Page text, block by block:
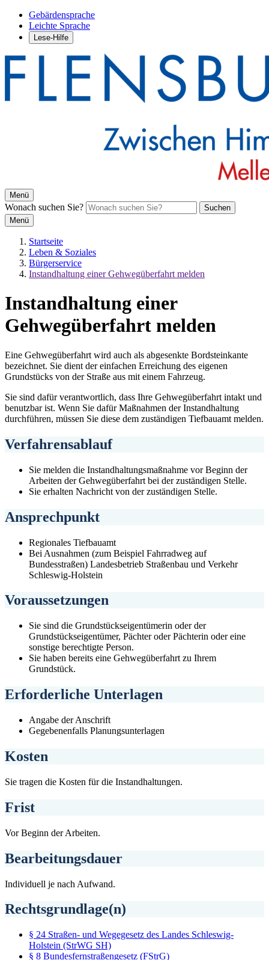
Gebärdensprache
Leichte Sprache
Lese-Hilfe
Menü
Wonach suchen Sie?
Suchen
Menü
Startseite
Leben & Soziales
Bürgerservice
Instandhaltung einer Gehwegüberfahrt melden
Instandhaltung einer
Gehwegüberfahrt melden
Eine Gehwegüberfahrt wird auch als abgesenkte Bordsteinkante
bezeichnet. Sie dient der einfachen Erreichung des eigenen
Grundstücks von der Straße aus mit einem Fahrzeug.
Sie sind dafür verantwortlich, dass Ihre Gehwegüberfahrt intakt und
benutzbar ist. Wenn Sie dafür Maßnahmen der Instandhaltung
durchführen, müssen Sie diese dem zuständigen Tiefbauamt melden.
Verfahrensablauf
Sie melden die Instandhaltungsmaßnahme vor Beginn der
Arbeiten der Gehwegüberfahrt bei der zuständigen Stelle.
Sie erhalten Nachricht von der zuständigen Stelle.
Ansprechpunkt
Regionales Tiefbauamt
Bei Ausnahmen (zum Beispiel Fahrradweg auf
Bundesstraßen) Landesbetrieb Straßenbau und Verkehr
Schleswig-Holstein
Voraussetzungen
Sie sind die Grundstückseigentümerin oder der
Grundstückseigentümer, Pächter oder Pächterin oder eine
sonstige berechtigte Person.
Sie haben bereits eine Gehwegüberfahrt zu Ihrem
Grundstück.
Erforderliche Unterlagen
Angabe der Anschrift
Gegebenenfalls Planungsunterlagen
Kosten
Sie tragen die Kosten für die Instandhaltungen.
Frist
Vor Beginn der Arbeiten.
Bearbeitungsdauer
Individuell je nach Aufwand.
Rechtsgrundlage(n)
§ 24 Straßen- und Wegegesetz des Landes Schleswig-
Holstein (StrWG SH)
§ 8 Bundesfernstraßengesetz (FStrG)